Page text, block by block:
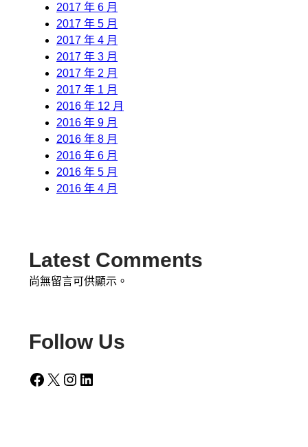
2017 年 6 月
2017 年 5 月
2017 年 4 月
2017 年 3 月
2017 年 2 月
2017 年 1 月
2016 年 12 月
2016 年 9 月
2016 年 8 月
2016 年 6 月
2016 年 5 月
2016 年 4 月
Latest Comments
尚無留言可供顯示。
Follow Us
Facebook X Instagram LinkedIn